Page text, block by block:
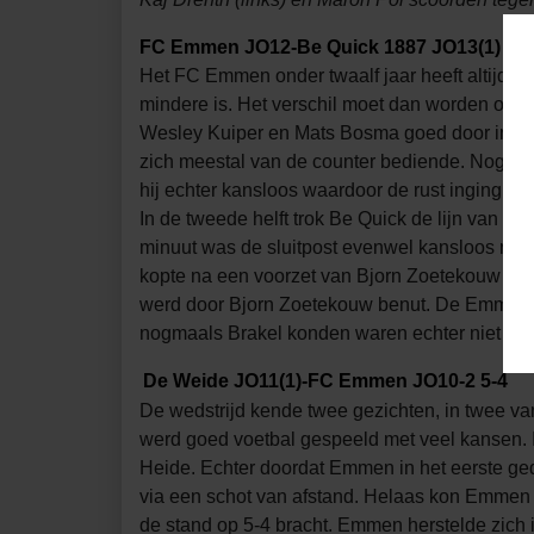
FC Emmen JO12-Be Quick 1887 JO13(1) 1-3
Het FC Emmen onder twaalf jaar heeft altijd
mindere is. Het verschil moet dan worden
Wesley Kuiper en Mats Bosma goed door in
zich meestal van de counter bediende. Nog
hij echter kansloos waardoor de rust inging
In de tweede helft trok Be Quick de lijn van
minuut was de sluitpost evenwel kansloos na
kopte na een voorzet van Bjorn Zoetekouw
werd door Bjorn Zoetekouw benut. De
nogmaals Brakel konden waren echter niet
De Weide JO11(1)-FC Emmen JO10-2 5-4
De wedstrijd kende twee gezichten, in twee
werd goed voetbal gespeeld met veel
Heide. Echter doordat Emmen in het eerste
via een schot van afstand. Helaas kon
de stand op 5-4 bracht. Emmen herstelde